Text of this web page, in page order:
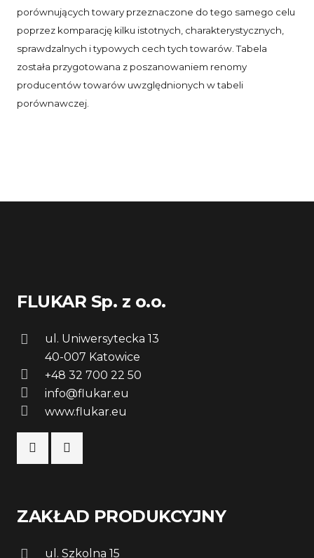
porównujących towary przeznaczone do tego samego celu
poprzez komparację kilku istotnych, charakterystycznych,
sprawdzalnych i typowych cech tych towarów. Tabela
została przygotowana z poszanowaniem renomy
producentów towarów uwzględnionych w tabeli
porównawczej.
FLUKAR Sp. z o.o.
ul. Uniwersytecka 13
40-007 Katowice
+48 32 700 22 50
info@flukar.eu
www.flukar.eu
ZAKŁAD PRODUKCYJNY
ul. Szkolna 15